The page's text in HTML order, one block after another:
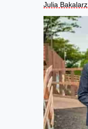
Julia Bakalarz